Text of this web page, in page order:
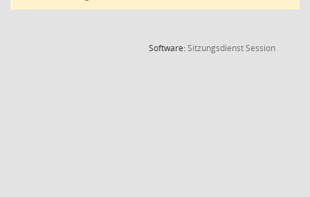
Software:SitzungsdienstSession(Wird in